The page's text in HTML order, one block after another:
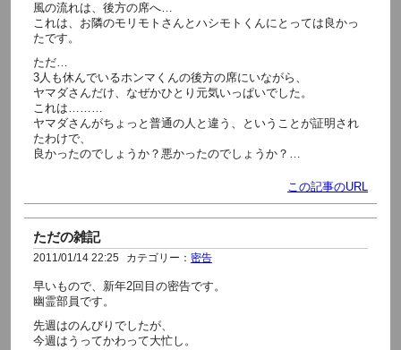
風の流れは、後方の席へ…
これは、お隣のモリモトさんとハシモトくんにとっては良かっ
たです。
ただ…
3人も休んでいるホンマくんの後方の席にいながら、
ヤマダさんだけ、なぜかひとり元気いっぱいでした。
これは………
ヤマダさんがちょっと普通の人と違う、ということが証明され
たわけで、
良かったのでしょうか？悪かったのでしょうか？…
この記事のURL
ただの雑記
2011/01/14 22:25 カテゴリー： 密告
早いもので、新年2回目の密告です。
幽霊部員です。
先週はのんびりでしたが、
今週はうってかわって大忙し。